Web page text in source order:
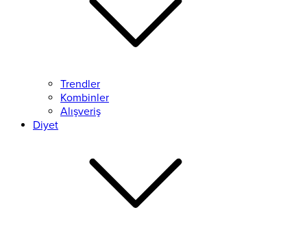
Trendler
Kombinler
Alışveriş
Diyet